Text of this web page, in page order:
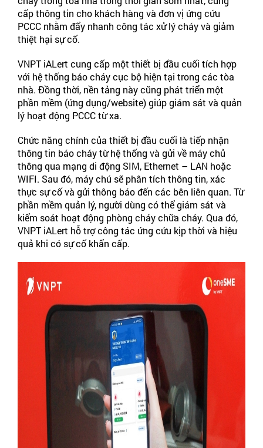
cấp thông tin cho khách hàng và đơn vị ứng cứu
PCCC nhằm đẩy nhanh công tác xử lý cháy và giảm
thiệt hại sự cố.
VNPT iALert cung cấp một thiết bị đầu cuối tích hợp
với hệ thống báo cháy cục bộ hiện tại trong các tòa
nhà. Đồng thời, nền tảng này cũng phát triển một
phần mềm (ứng dụng/website) giúp giám sát và quản
lý hoạt động PCCC từ xa.
Chức năng chính của thiết bị đầu cuối là tiếp nhận
thông tin báo cháy từ hệ thống và gửi về máy chủ
thông qua mạng di động SIM, Ethernet – LAN hoặc
WIFI. Sau đó, máy chú sẽ phân tích thông tin, xác
thực sự cố và gửi thông báo đến các bên liên quan. Từ
phần mềm quản lý, người dùng có thể giám sát và
kiểm soát hoạt động phòng cháy chữa cháy. Qua đó,
VNPT iALert hỗ trợ công tác ứng cứu kịp thời và hiệu
quả khi có sự cố khẩn cấp.